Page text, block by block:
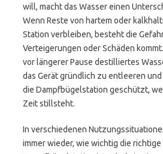
will, macht das Wasser einen
Wenn Reste von hartem oder
Station verbleiben, besteht die
Verteigerungen oder Schäden
vor längerer Pause destilliertes
das Gerät gründlich zu entleeren
die Dampfbügelstation geschützt,
Zeit stillsteht.
In verschiedenen
immer wieder, wie wichtig die